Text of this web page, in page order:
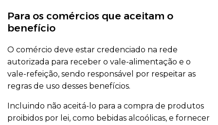
Para os comércios que aceitam o
benefício
O comércio deve estar credenciado na rede
autorizada para receber o vale-alimentação e o
vale-refeição, sendo responsável por respeitar as
regras de uso desses benefícios.
Incluindo não aceitá-lo para a compra de produtos
proibidos por lei, como bebidas alcoólicas, e fornecer